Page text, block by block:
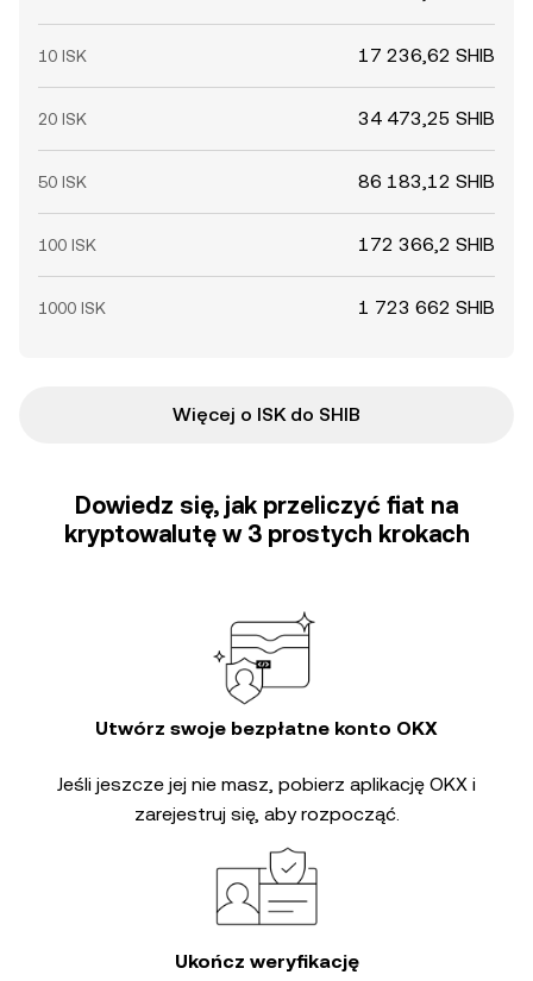
10 ISK 17 236,62 SHIB
20 ISK 34 473,25 SHIB
50 ISK 86 183,12 SHIB
100 ISK 172 366,2 SHIB
1000 ISK 1 723 662 SHIB
Więcej o ISK do SHIB
Dowiedz się, jak przeliczyć fiat na
kryptowalutę w 3 prostych krokach
Utwórz swoje bezpłatne konto OKX
Jeśli jeszcze jej nie masz, pobierz aplikację OKX i
zarejestruj się, aby rozpocząć.
Ukończ weryfikację